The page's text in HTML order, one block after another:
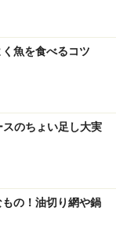
魚を食べるコツ
のちょい足し大実
の！油切り網や鍋